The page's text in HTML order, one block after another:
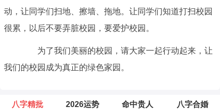
动，让同学们扫地、擦墙、拖地。让同学们知道打扫校园
很累，以后不要弄脏校园，要爱护校园。
为了我们美丽的校园，请大家一起行动起来，让
我们的校园成为真正的绿色家园。
八字精批 2026运势 命中贵人 八字合婚